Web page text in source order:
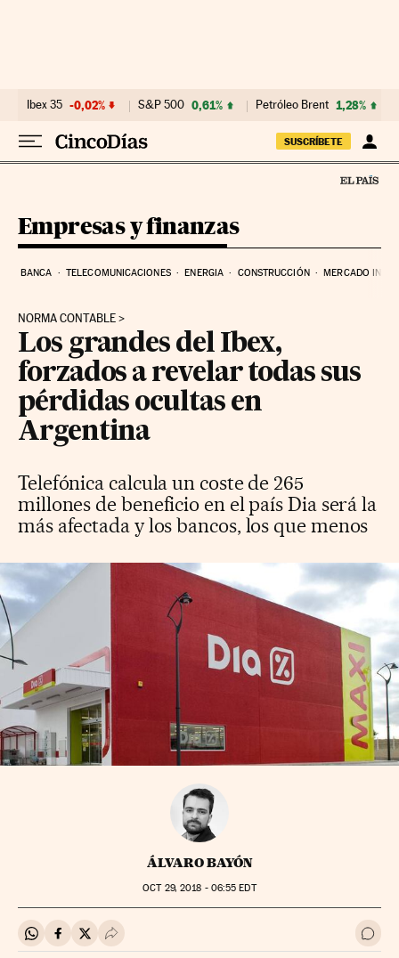
Ibex 35 -0,02% S&P 500 0,61% Petróleo Brent 1,28%
SUSCRÍBETE
Empresas y finanzas
BANCA TELECOMUNICACIONES ENERGIA CONSTRUCCIÓN MERCADO
NORMA CONTABLE
Los grandes del Ibex,
forzados a revelar todas sus
pérdidas ocultas en
Argentina
Telefónica calcula un coste de 265
millones de beneficio en el país Dia será la
más afectada y los bancos, los que menos
ÁLVARO BAYÓN
OCT29, 2018 - 06:55 EDT
Compartir en Whatsapp
Compartir en Facebook
Compartir en Twitter
Desplegar Redes Sociales Ir a